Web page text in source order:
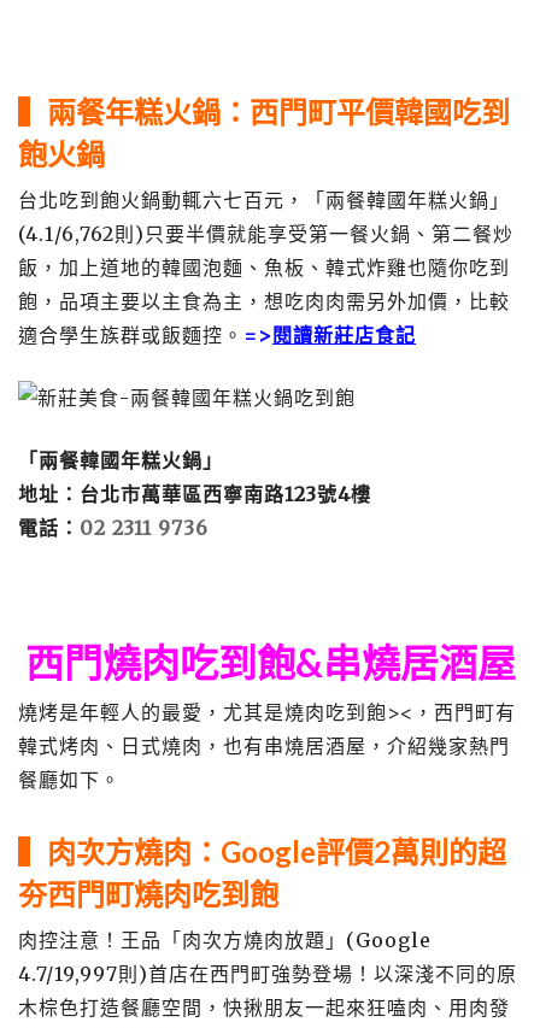
▍兩餐年糕火鍋：西門町平價韓國吃到
飽火鍋
台北吃到飽火鍋動輒六七百元，「兩餐韓國年糕火鍋」
(4.1/6,762則)只要半價就能享受第一餐火鍋、第二餐炒
飯，加上道地的韓國泡麵、魚板、韓式炸雞也隨你吃到
飽，品項主要以主食為主，想吃肉肉需另外加價，比較
適合學生族群或飯麵控。 =>閱讀新莊店食記
「兩餐韓國年糕火鍋」
地址：台北市萬華區西寧南路123號4樓
電話： 02 2311 9736
西門燒肉吃到飽&串燒居酒屋
燒烤是年輕人的最愛，尤其是燒肉吃到飽><，西門町有
韓式烤肉、日式燒肉，也有串燒居酒屋，介紹幾家熱門
餐廳如下。
▍肉次方燒肉：Google評價2萬則的超
夯西門町燒肉吃到飽
肉控注意！王品「肉次方燒肉放題」(Google
4.7/19,997則)首店在西門町強勢登場！以深淺不同的原
木棕色打造餐廳空間，快揪朋友一起來狂嗑肉、用肉發